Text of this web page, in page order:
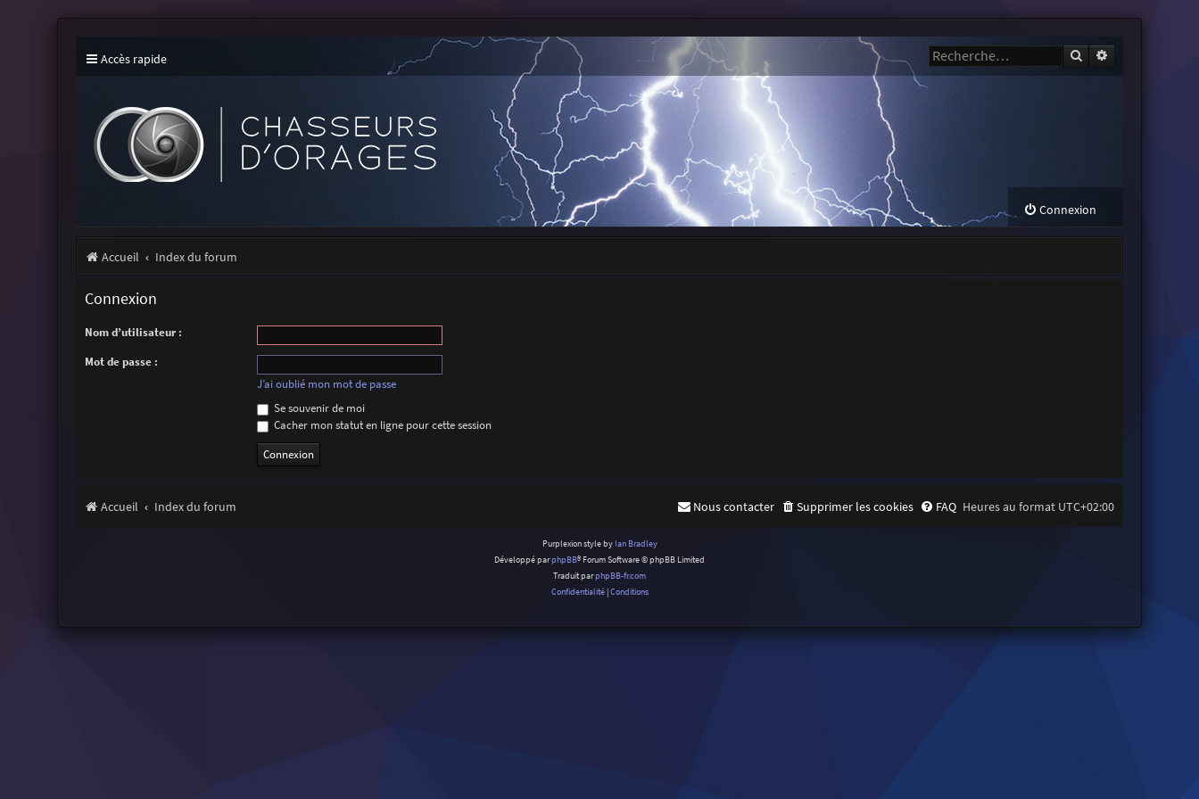
Accès rapide Rechercher
Connexion
Accueil Index du forum
Connexion
Nom d’utilisateur :
Mot de passe :
J’ai oublié mon mot de passe
Se souvenir de moi
Cacher mon statut en ligne pour cette session
Accueil Index du forum Heures au format UTC+02:00
FAQ
Supprimer les cookies
Nous contacter
Purplexion style by Ian Bradley
Développé parphpBB® Forum Software © phpBB Limited
Traduit parphpBB-fr.com
Confidentialité|Conditions